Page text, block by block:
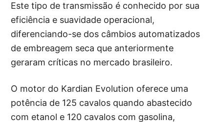
Este tipo de transmissão é conhecido por sua
eficiência e suavidade operacional,
diferenciando-se dos câmbios automatizados
de embreagem seca que anteriormente
geraram críticas no mercado brasileiro.
O motor do Kardian Evolution oferece uma
potência de 125 cavalos quando abastecido
com etanol e 120 cavalos com gasolina,